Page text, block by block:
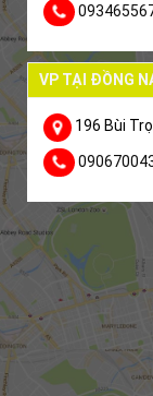
VP TẠI ĐỒNG
196 Bùi